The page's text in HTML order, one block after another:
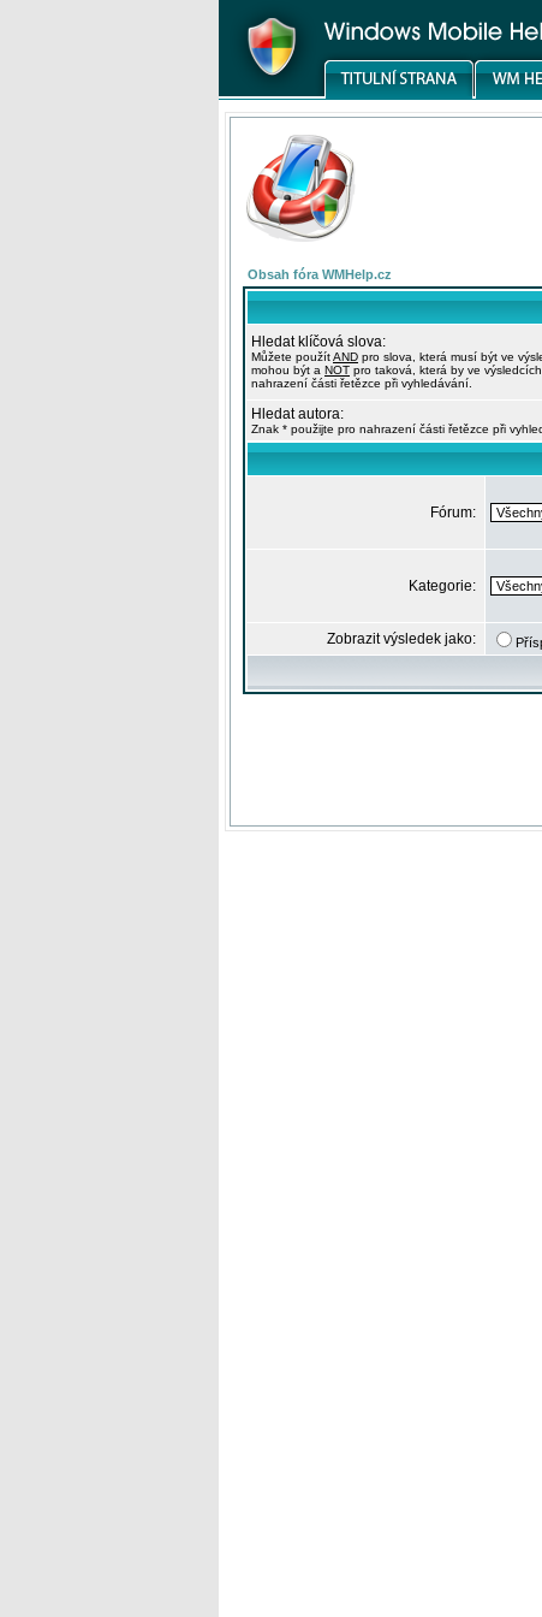
Obsah fóra WMHelp.cz
Hledat klíčová slova:
Můžete použítAND pro slova, která musí být ve
mohou být a NOT pro taková, která by ve
nahrazení části řetězce při vyhledávání.
Hledat autora:
Znak * použijte pro nahrazení části řetězce při
Fórum:
Kategorie:
Zobrazit výsledek jako: